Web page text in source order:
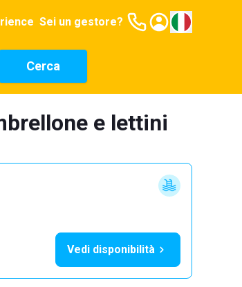
Sei un gestore?
Cerca
e lettini
Vedi disponibilità